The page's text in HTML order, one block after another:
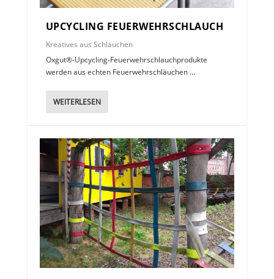
UPCYCLING FEUERWEHRSCHLAUCH
Kreatives aus Schläuchen
Oxgut®-Upcycling-Feuerwehrschlauchprodukte
werden aus echten Feuerwehrschläuchen …
WEITERLESEN